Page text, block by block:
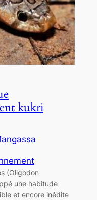
kukri
(Oligodon
une habitude
et encore inédite